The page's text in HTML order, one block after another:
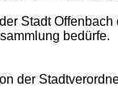
Stadt Offenbach
bedürfe.
der